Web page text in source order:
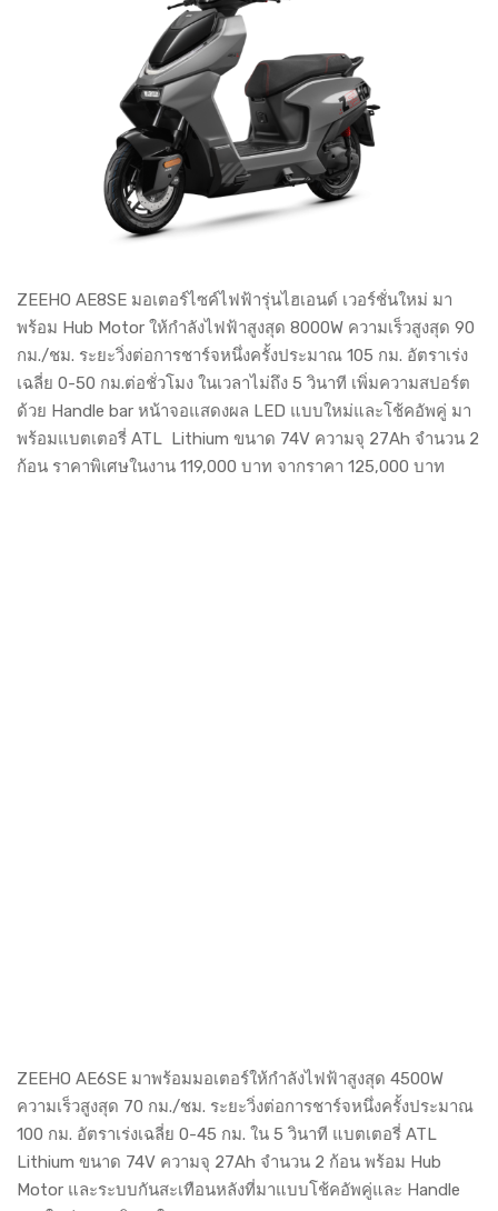
ZEEHO AE8SE มอเตอร์ไซค์ไฟฟ้ารุ่นไฮเอนด์ เวอร์ชั่นใหม่ มา
พร้อม Hub Motor ให้กำลังไฟฟ้าสูงสุด 8000W ความเร็วสูงสุด 90
กม./ชม. ระยะวิ่งต่อการชาร์จหนึ่งครั้งประมาณ 105 กม. อัตราเร่ง
เฉลี่ย 0-50 กม.ต่อชั่วโมง ในเวลาไม่ถึง 5 วินาที เพิ่มความสปอร์ต
ด้วย Handle bar หน้าจอแสดงผล LED แบบใหม่และโช้คอัพคู่ มา
พร้อมแบตเตอรี่ ATL Lithium ขนาด 74V ความจุ 27Ah จำนวน 2
ก้อน ราคาพิเศษในงาน 119,000 บาท จากราคา 125,000 บาท
ZEEHO AE6SE มาพร้อมมอเตอร์ให้กำลังไฟฟ้าสูงสุด 4500W
ความเร็วสูงสุด 70 กม./ชม. ระยะวิ่งต่อการชาร์จหนึ่งครั้งประมาณ
100 กม. อัตราเร่งเฉลี่ย 0-45 กม. ใน 5 วินาที แบตเตอรี่ ATL
Lithium ขนาด 74V ความจุ 27Ah จำนวน 2 ก้อน พร้อม Hub
Motor และระบบกันสะเทือนหลังที่มาแบบโช้คอัพคู่และ Handle